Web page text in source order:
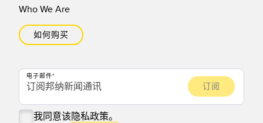
Who We Are
如何购买
电子邮件
我同意该隐私政策。